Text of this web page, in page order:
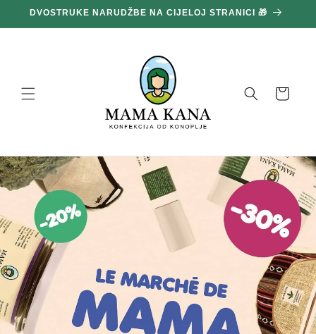
na
sadržaj
DVOSTRUKE NARUDŽBE NA CIJELOJ STRANICI 🎁
Košara